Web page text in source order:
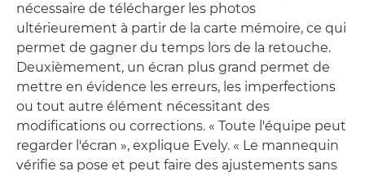
nécessaire de télécharger les photos
ultérieurement à partir de la carte mémoire, ce qui
permet de gagner du temps lors de la retouche.
Deuxièmement, un écran plus grand permet de
mettre en évidence les erreurs, les imperfections
ou tout autre élément nécessitant des
modifications ou corrections. « Toute l'équipe peut
regarder l'écran », explique Evely. « Le mannequin
vérifie sa pose et peut faire des ajustements sans